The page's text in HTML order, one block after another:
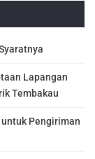
Lapangan
Tembakau
untuk Pengiriman